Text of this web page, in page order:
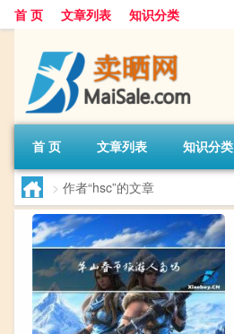
首 页 文章列表 知识分类
首 页 文章列表 知识分类
> 作者“hsc”的文章